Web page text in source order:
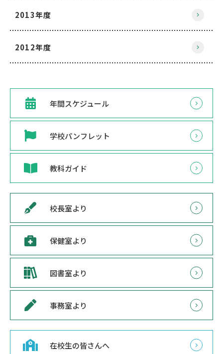
2013年度
2012年度
年間スケジュール
学校パンフレット
教科ガイド
校長室より
保健室より
図書室より
事務室より
在校生の皆さんへ